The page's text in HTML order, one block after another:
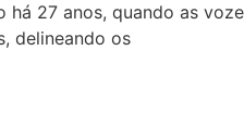
há 27 anos, quando as
delineando os